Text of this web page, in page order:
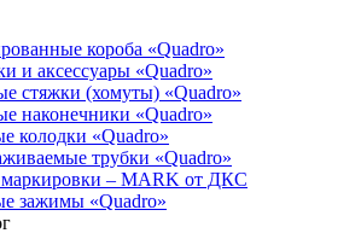
короба «Quadro»
и аксессуары «Quadro»
стяжки (хомуты) «Quadro»
наконечники «Quadro»
колодки «Quadro»
трубки «Quadro»
– MARK от ДКС
зажимы «Quadro»